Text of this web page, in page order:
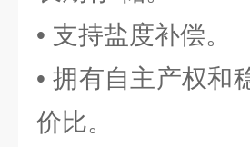
• 支持盐度补偿。
• 拥有自主产权和
价比。